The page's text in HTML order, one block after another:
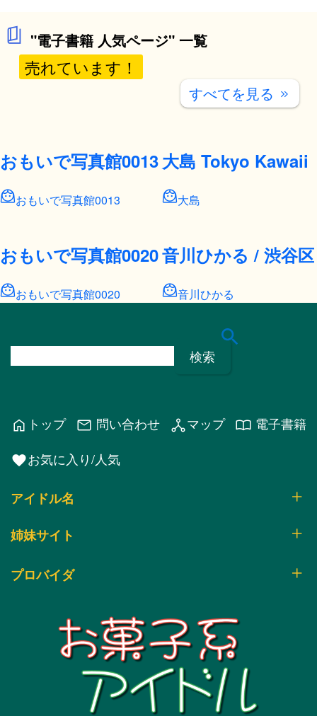
"電子書籍 人気ページ" 一覧
売れています！
すべてを見る keyboard_double_arrow_right
おもいで写真館0013
おもいで写真館0013
おもいで写真館0020
おもいで写真館0020
大島 Tokyo
大島
音川ひかる / 渋谷
音川ひかる
プロバイダ
home トップ mail 問い合わせ network_nodeマップ import_contacts 電子書籍
favoriteお気に入り/人気
アイドル名
姉妹サイト